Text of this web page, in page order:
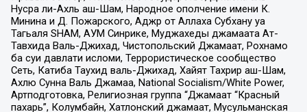
Нусра ли-Ахль аш-Шам, Народное ополчение имени К.
Минина и Д. Пожарского, Аджр от Аллаха Субхану уа
Тагьаля SHAM, АУМ Синрике, Муджахеды джамаата Ат-
Тавхида Валь-Джихад, Чистопольский Джамаат, Рохнамо
ба суи давлати исломи, Террористическое сообщество
Сеть, Катиба Таухид валь-Джихад, Хайят Тахрир аш-Шам,
Ахлю Сунна Валь Джамаа, National Socialism/White Power,
Артподготовка, Религиозная группа “Джамаат “Красный
пахарь”, Колумбайн, Хатлонский джамаат, Мусульманская